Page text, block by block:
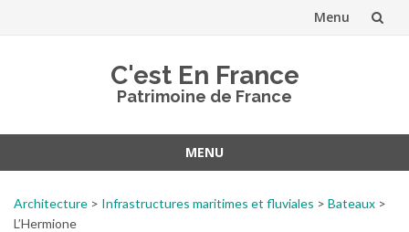
Menu
C'est En France
Patrimoine de France
MENU
contenu
Architecture > Infrastructures maritimes et fluviales > Bateaux >
L’Hermione